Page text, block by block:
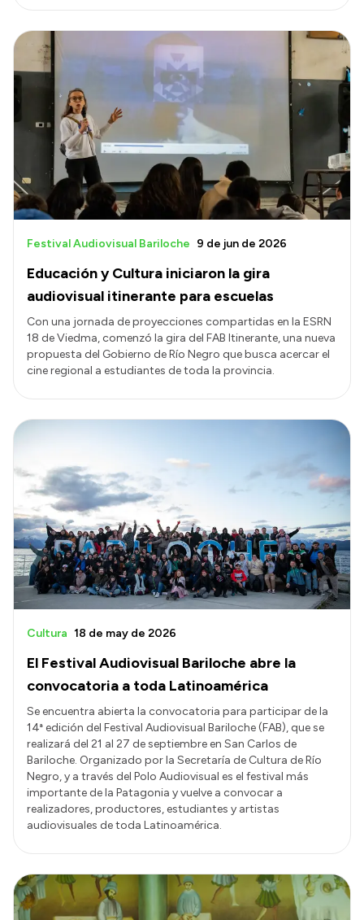
Educación y Cultura iniciaron la gira
audiovisual itinerante para escuelas
Festival Audiovisual Bariloche 9 de jun de 2026
Con una jornada de proyecciones compartidas en la ESRN
18 de Viedma, comenzó la gira del FAB Itinerante, una nueva
propuesta del Gobierno de Río Negro que busca acercar el
cine regional a estudiantes de toda la provincia.
El Festival Audiovisual Bariloche abre la
convocatoria a toda Latinoamérica
Cultura 18 de may de 2026
Se encuentra abierta la convocatoria para participar de la
14ª edición del Festival Audiovisual Bariloche (FAB), que se
realizará del 21 al 27 de septiembre en San Carlos de
Bariloche. Organizado por la Secretaría de Cultura de Río
Negro, y a través del Polo Audiovisual es el festival más
importante de la Patagonia y vuelve a convocar a
realizadores, productores, estudiantes y artistas
audiovisuales de toda Latinoamérica.